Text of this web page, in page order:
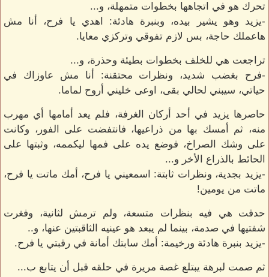
تحرك هو في اتجاهها بخطوات متمهلة، و...
-يزيد وهو يشير بيده، وبنبرة هادئة: اهدي يا فرح، أنا مش
هاعملك حاجة، بس لازم تفوقي وتركزي معايا.
تراجعت هي للخلف بخطوات بطيئة وحذرة، و...
-فرح بغضب شديد، ونظرات محتقنة: أنا مش عاوزاك في
حياتي، سيبني لحالي بقى، اوعى خليني أروح لماما.
حاصرها يزيد في أحد أركان الغرفة، فلم يعد أمامها أي مهرب
منه، ثم أمسك بها من ذراعيها، فانتفضت على الفور، وكانت
على وشك الصراخ، فوضع يده على فمها ليكممه، وثبتها على
الحائط بالذراع الأخر و...
-يزيد بجدية، ونظرات ثابتة: اسمعيني يا فرح، أمك ماتت يا فرح،
ماتت من يومين!
حدقت هي فيه بنظرات متسعة، ولم ترمش لثانية، وفغرت
شفتيها في صدمة، بينما لم يبعد هو عينيه الثاقبتين عنها، و..
-يزيد بنبرة هادئة ورخيمة: أمك سابتك أمانة في رقبتي يا فرح.
ثم صمت لبرهة يبتلع غصة مريرة في حلقه قبل أن يتابع ب...